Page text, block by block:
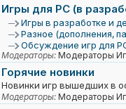
Игры для PC (в
Игры в разработке и
Разное (дополнения,
Обсуждение игр для
Модераторы: Модераторы
Горячие новинки
Новинки игр вышедших в
Модераторы: Модераторы